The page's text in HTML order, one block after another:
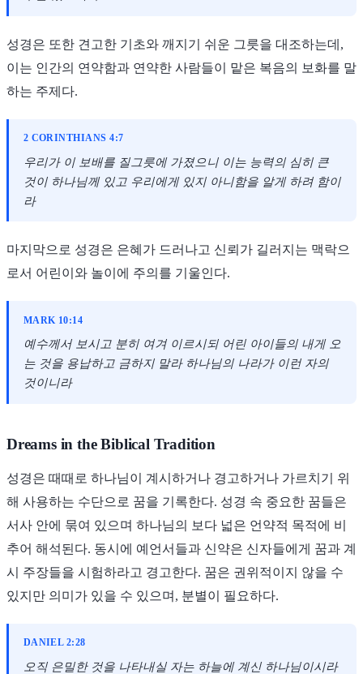
성경은 또한 견고한 기초와 깨지기 쉬운 그릇을 대조하는데,
이는 인간의 연약함과 연약한 사람들이 맡은 복음의 보화를 말
하는 주제다.
2 CORINTHIANS 4:7
우리가 이 보배를 질그릇에 가졌으니 이는 능력의 심히 큰
것이 하나님께 있고 우리에게 있지 아니함을 알게 하려 함이
라
마지막으로 성경은 은혜가 드러나고 신뢰가 길러지는 맥락으
로서 어린이와 놀이에 주의를 기울인다.
MARK 10:14
예수께서 보시고 분히 여겨 이르시되 어린 아이들의 내게 오
는 것을 용납하고 금하지 말라 하나님의 나라가 이런 자의
것이니라
Dreams in the Biblical Tradition
성경은 때때로 하나님이 계시하거나 경고하거나 가르치기 위
해 사용하는 수단으로 꿈을 기록한다. 성경 속 중요한 꿈들은
서사 안에 묶여 있으며 하나님의 보다 넓은 언약적 목적에 비
추어 해석된다. 동시에 예언서들과 신약은 신자들에게 꿈과 계
시 주장들을 시험하라고 경고한다. 꿈은 권위적이지 않을 수
있지만 의미가 있을 수 있으며, 분별이 필요하다.
DANIEL 2:28
오직 은밀한 것을 나타내실 자는 하늘에 계신 하나님이시라